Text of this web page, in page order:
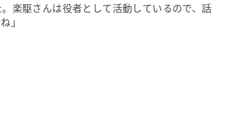
楽駆さんは役者として活動しているので、話
」